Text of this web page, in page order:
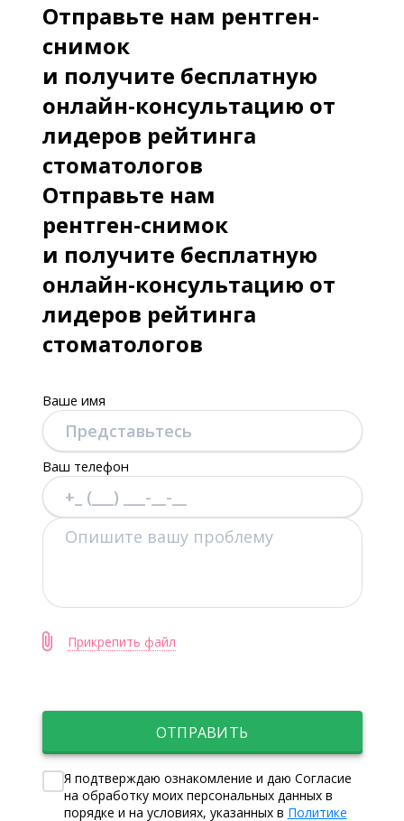
Отправьте нам рентген-
снимок
и получите бесплатную
онлайн-консультацию от
лидеров рейтинга
стоматологов
Отправьте нам
рентген-снимок
и получите бесплатную
онлайн-консультацию от
лидеров рейтинга
стоматологов
Ваше имя
Ваш телефон
Прикрепить файл
ОТПРАВИТЬ
Я подтверждаю ознакомление и даю Согласие
на обработку моих персональных данных в
порядке и на условиях, указанных в Политике